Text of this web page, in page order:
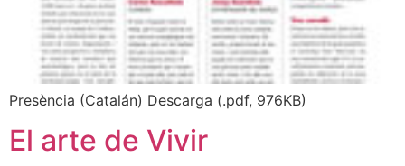
Presència (Catalán) Descarga (.pdf, 976KB)
El arte de Vivir